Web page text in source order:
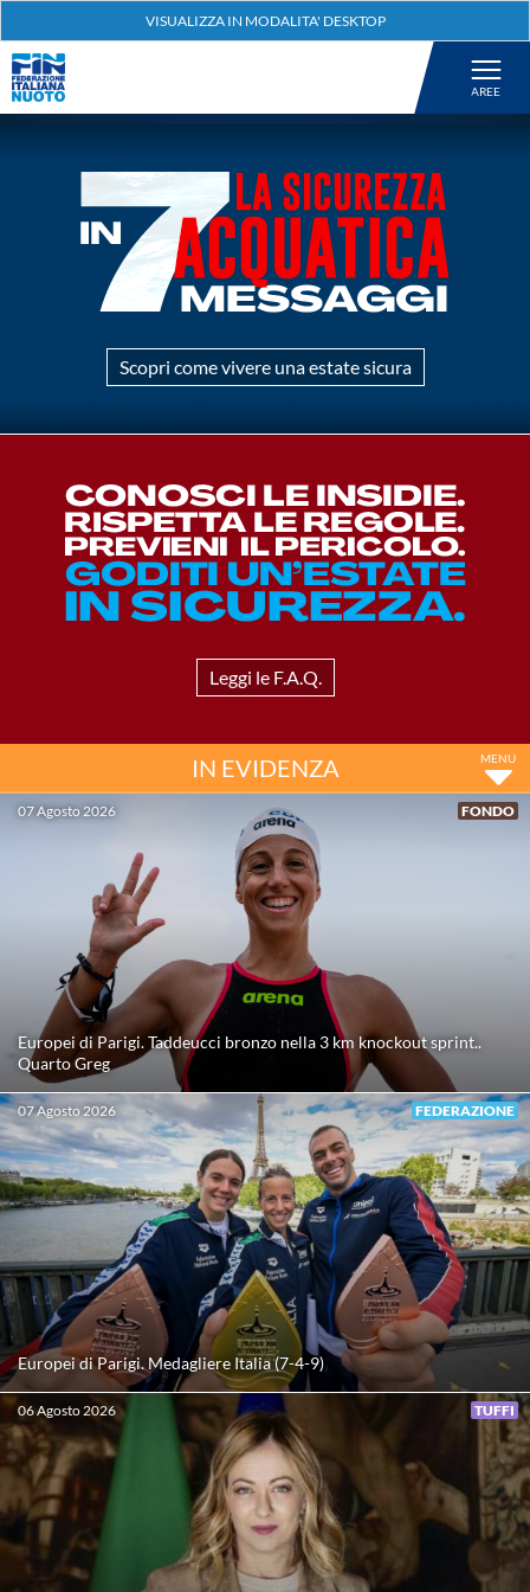
Pallanuoto
Tuffi
Artistico
Fondo
Salvamento
Master
Scuole Nuoto
Propaganda
Centri Federali
Area Legislativa
Protezione Civile
Qualità
Sostenibilità
Privacy
Cookie Policy
Archivio News
Flash News
Scopri come vivere una estate sicura
Leggi le F.A.Q.
IN EVIDENZA
07 Agosto 2026 FONDO
Europei di Parigi. Taddeucci bronzo nella 3 km knockout sprint..
Quarto Greg
07 Agosto 2026 FEDERAZIONE
Europei di Parigi. Medagliere Italia (7-4-9)
06 Agosto 2026 TUFFI